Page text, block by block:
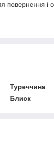
повернення і
Туреччина
Блиск